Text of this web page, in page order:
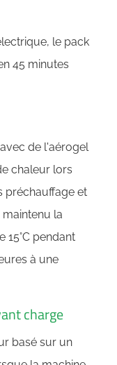
le pack
45 minutes
de l'aérogel
chaleur lors
préchauffage et
la
pendant
à une
charge
basé sur un